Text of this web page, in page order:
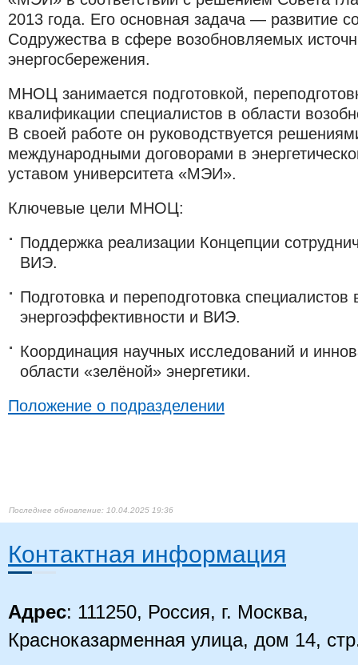
2013 года. Его основная задача — развитие
Содружества в сфере возобновляемых
энергосбережения.
МНОЦ занимается подготовкой,
квалификации специалистов в области
В своей работе он руководствуется
международными договорами в
уставом университета «МЭИ».
Ключевые цели МНОЦ:
Поддержка реализации Концепции
ВИЭ.
Подготовка и переподготовка специалистов
энергоэффективности и ВИЭ.
Координация научных исследований и
области «зелёной» энергетики.
Положение о подразделении​
10.04.2025 19:36
Контактная информация
Адрес: 111250, Россия, г. Москва,
Красноказарменная улица, дом 14,